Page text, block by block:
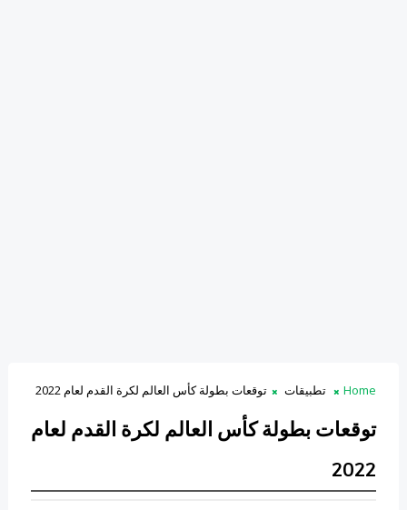
Home تطبيقات توقعات بطولة كأس العالم لكرة القدم لعام 2022
توقعات بطولة كأس العالم لكرة القدم لعام
2022